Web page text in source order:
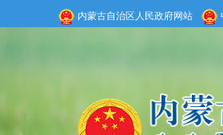
内蒙古自治区人民政府网站